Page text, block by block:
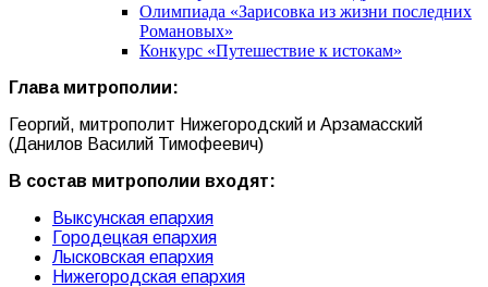
Олимпиада «Зарисовка из жизни последних
Романовых»
Конкурс «Путешествие к истокам»
Глава митрополии:
Георгий, митрополит Нижегородский и Арзамасский
(Данилов Василий Тимофеевич)
В состав митрополии входят:
Выксунская епархия
Городецкая епархия
Лысковская епархия
Нижегородская епархия